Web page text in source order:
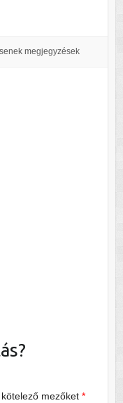
megjegyzések
kötelező mezőket *